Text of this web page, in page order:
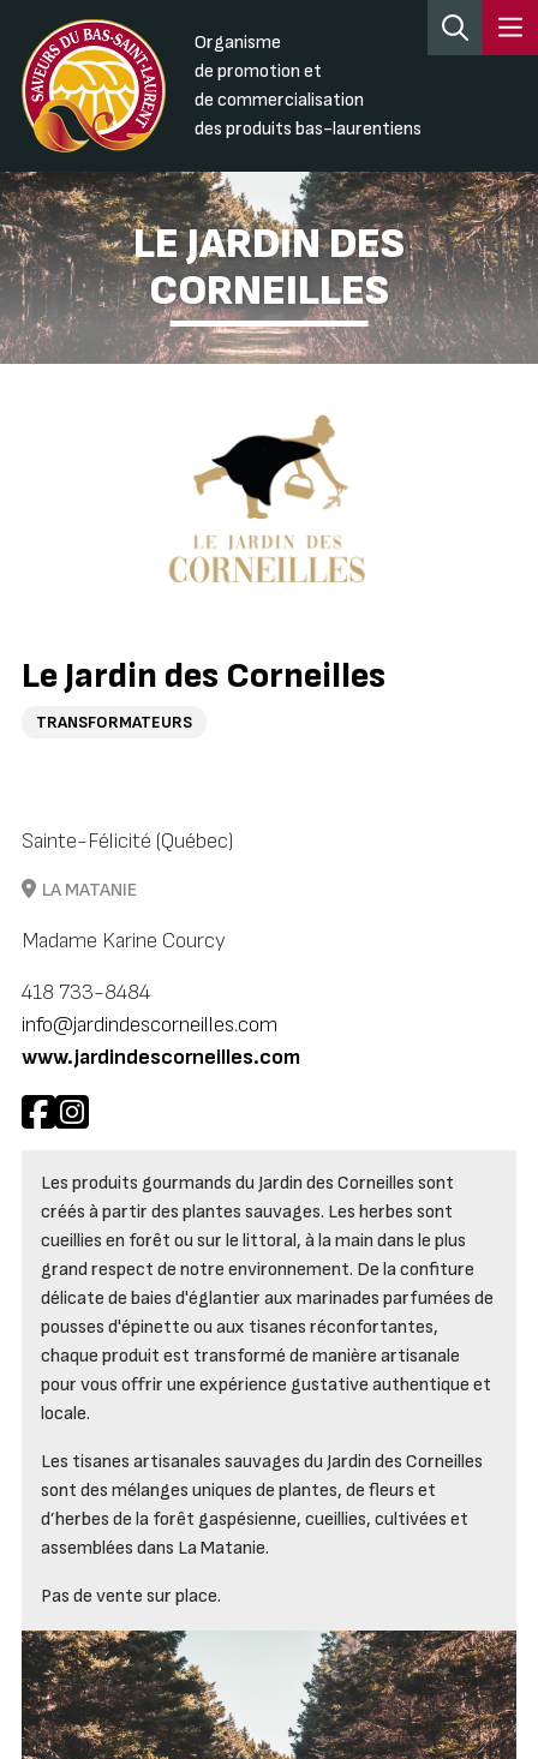
Organisme
de promotion et
de commercialisation
des produits bas-laurentiens
LE JARDIN DES
CORNEILLES
Le Jardin des Corneilles
TRANSFORMATEURS
Sainte-Félicité (Québec)
LA MATANIE
Madame Karine Courcy
418 733-8484
info@jardindescorneilles.com
www.jardindescorneilles.com
Les produits gourmands du Jardin des Corneilles sont
créés à partir des plantes sauvages. Les herbes sont
cueillies en forêt ou sur le littoral, à la main dans le plus
grand respect de notre environnement. De la confiture
délicate de baies d'églantier aux marinades parfumées de
pousses d'épinette ou aux tisanes réconfortantes,
chaque produit est transformé de manière artisanale
pour vous offrir une expérience gustative authentique et
locale.
Les tisanes artisanales sauvages du Jardin des Corneilles
sont des mélanges uniques de plantes, de fleurs et
d’herbes de la forêt gaspésienne, cueillies, cultivées et
assemblées dans La Matanie.
Pas de vente sur place.